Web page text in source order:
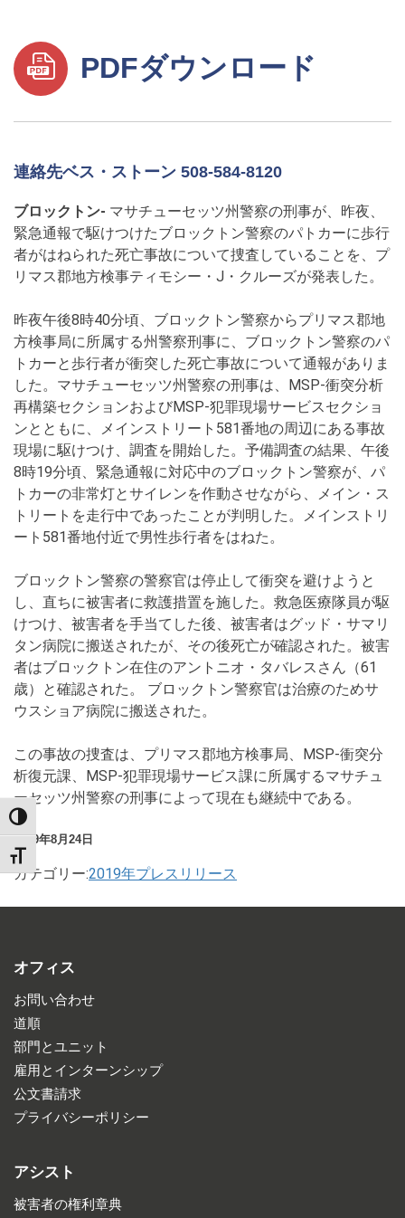
TOGGLE HIGH CONTRAST
TOGGLE FONT SIZE
PDFダウンロード
連絡先ベス・ストーン 508-584-8120
ブロックトン- マサチューセッツ州警察の刑事が、昨夜、
緊急通報で駆けつけたブロックトン警察のパトカーに歩行
者がはねられた死亡事故について捜査していることを、プ
リマス郡地方検事ティモシー・J・クルーズが発表した。
昨夜午後8時40分頃、ブロックトン警察からプリマス郡地
方検事局に所属する州警察刑事に、ブロックトン警察のパ
トカーと歩行者が衝突した死亡事故について通報がありま
した。マサチューセッツ州警察の刑事は、MSP-衝突分析
再構築セクションおよびMSP-犯罪現場サービスセクショ
ンとともに、メインストリート581番地の周辺にある事故
現場に駆けつけ、調査を開始した。予備調査の結果、午後
8時19分頃、緊急通報に対応中のブロックトン警察が、パ
トカーの非常灯とサイレンを作動させながら、メイン・ス
トリートを走行中であったことが判明した。メインストリ
ート581番地付近で男性歩行者をはねた。
ブロックトン警察の警察官は停止して衝突を避けようと
し、直ちに被害者に救護措置を施した。救急医療隊員が駆
けつけ、被害者を手当てした後、被害者はグッド・サマリ
タン病院に搬送されたが、その後死亡が確認された。被害
者はブロックトン在住のアントニオ・タバレスさん（61
歳）と確認された。 ブロックトン警察官は治療のためサ
ウスショア病院に搬送された。
この事故の捜査は、プリマス郡地方検事局、MSP-衝突分
析復元課、MSP-犯罪現場サービス課に所属するマサチュ
ーセッツ州警察の刑事によって現在も継続中である。
2019年8月24日
カテゴリー:2019年プレスリリース
オフィス
お問い合わせ
道順
部門とユニット
雇用とインターンシップ
公文書請求
プライバシーポリシー
アシスト
被害者の権利章典